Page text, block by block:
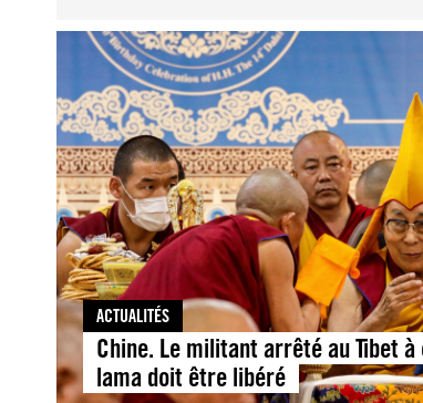
ACTUALITÉS
Chine. Le militant arrêté au Tibet à
lama doit être libéré